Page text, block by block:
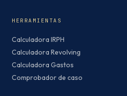
HERRAMIENTAS
Calculadora IRPH
Calculadora Revolving
Calculadora Gastos
Comprobador de caso